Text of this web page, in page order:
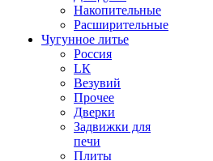
Накопительные
Расширительные
Чугунное литье
Россия
LК
Везувий
Прочее
Дверки
Задвижки для
печи
Плиты